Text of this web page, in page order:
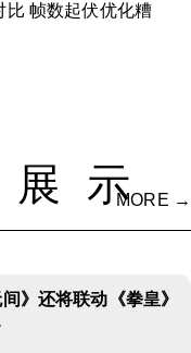
比 帧数起伏优化糟
展示
MORE →
》还将联动《拳皇》